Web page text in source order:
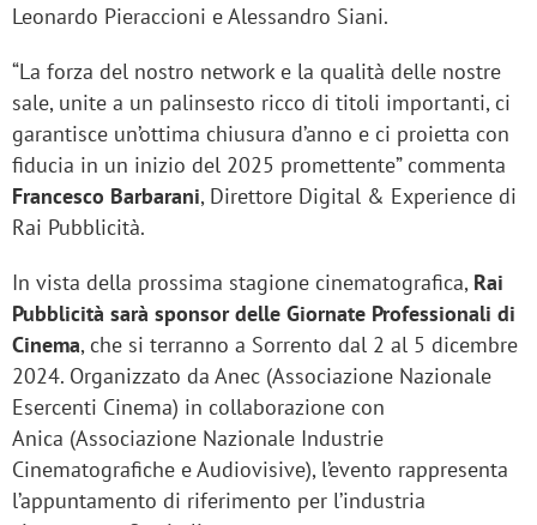
Leonardo Pieraccioni e Alessandro Siani.
“La forza del nostro network e la qualità delle nostre
sale, unite a un palinsesto ricco di titoli importanti, ci
garantisce un’ottima chiusura d’anno e ci proietta con
fiducia in un inizio del 2025 promettente” commenta
Francesco Barbarani, Direttore Digital & Experience di
Rai Pubblicità.
In vista della prossima stagione cinematografica, Rai
Pubblicità sarà sponsor delle Giornate Professionali di
Cinema, che si terranno a Sorrento dal 2 al 5 dicembre
2024. Organizzato da Anec (Associazione Nazionale
Esercenti Cinema) in collaborazione con
Anica (Associazione Nazionale Industrie
Cinematografiche e Audiovisive), l’evento rappresenta
l’appuntamento di riferimento per l’industria